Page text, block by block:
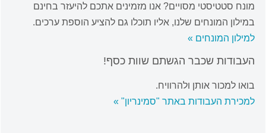
מונח סטטיסטי מסויים? אנו מזמינים אתכם להיעזר בחינם
במילון המונחים שלנו, אליו תוכלו גם להציע הוספת ערכים.
למילון המונחים »
העבודות שכבר הגשתם שוות כסף!
בואו למכור אותן ולהרוויח.
למכירת העבודות באתר "סמינריון" »